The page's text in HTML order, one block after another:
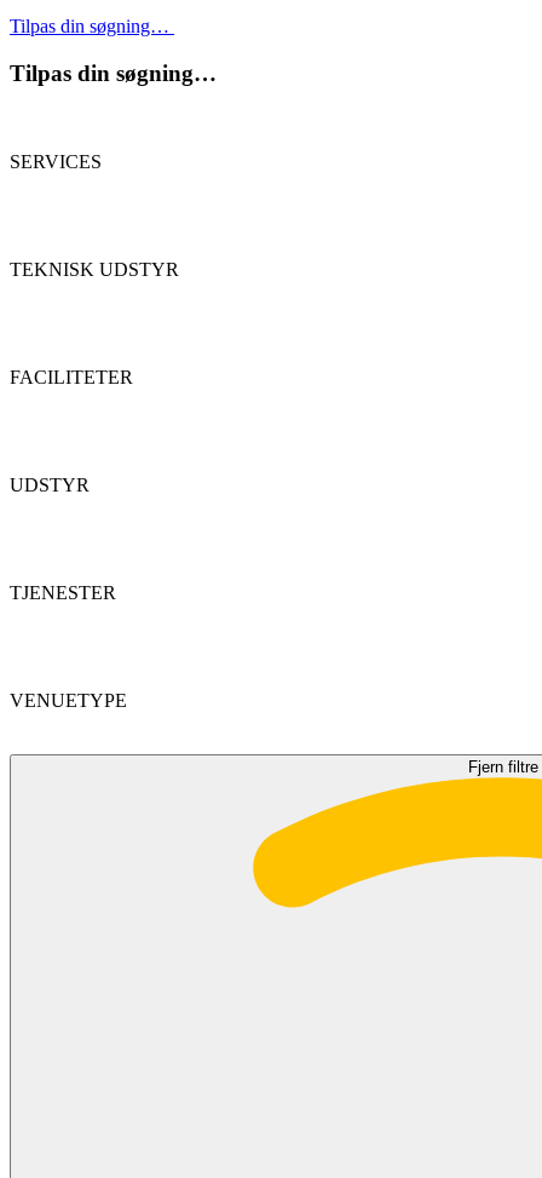
Tilpas din søgning…
Tilpas din søgning…
SERVICES
TEKNISK UDSTYR
FACILITETER
UDSTYR
TJENESTER
VENUETYPE
Fjern filtre